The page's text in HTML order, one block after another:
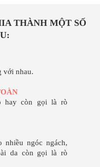
THÀNH MỘT SỐ
với nhau.
hay còn gọi là rò
nhiều ngóc ngách,
da còn gọi là rò